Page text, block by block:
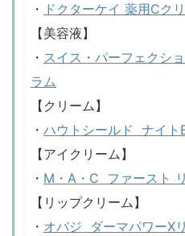
・ ドクターケイ 薬用Cク
【美容液】
・ スイス・パーフェクシ
ラム
【クリーム】
・ ハウトシールド ナイト
【アイクリーム】
・ M・A・C ファースト
【リップクリーム】
・ オバジ ダーマパワーX